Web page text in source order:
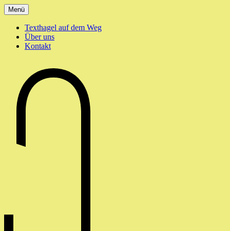
Zum
Inhalt
springen
Menü
Texthagel auf dem Weg
Über uns
Kontakt
texthagel.de